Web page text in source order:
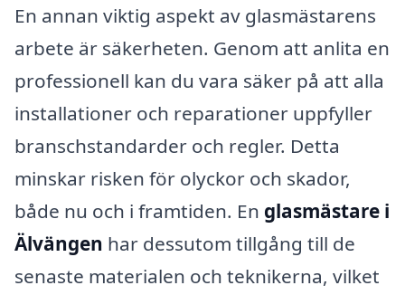
En annan viktig aspekt av glasmästarens
arbete är säkerheten. Genom att anlita en
professionell kan du vara säker på att alla
installationer och reparationer uppfyller
branschstandarder och regler. Detta
minskar risken för olyckor och skador,
både nu och i framtiden. En glasmästare i
Älvängen har dessutom tillgång till de
senaste materialen och teknikerna, vilket